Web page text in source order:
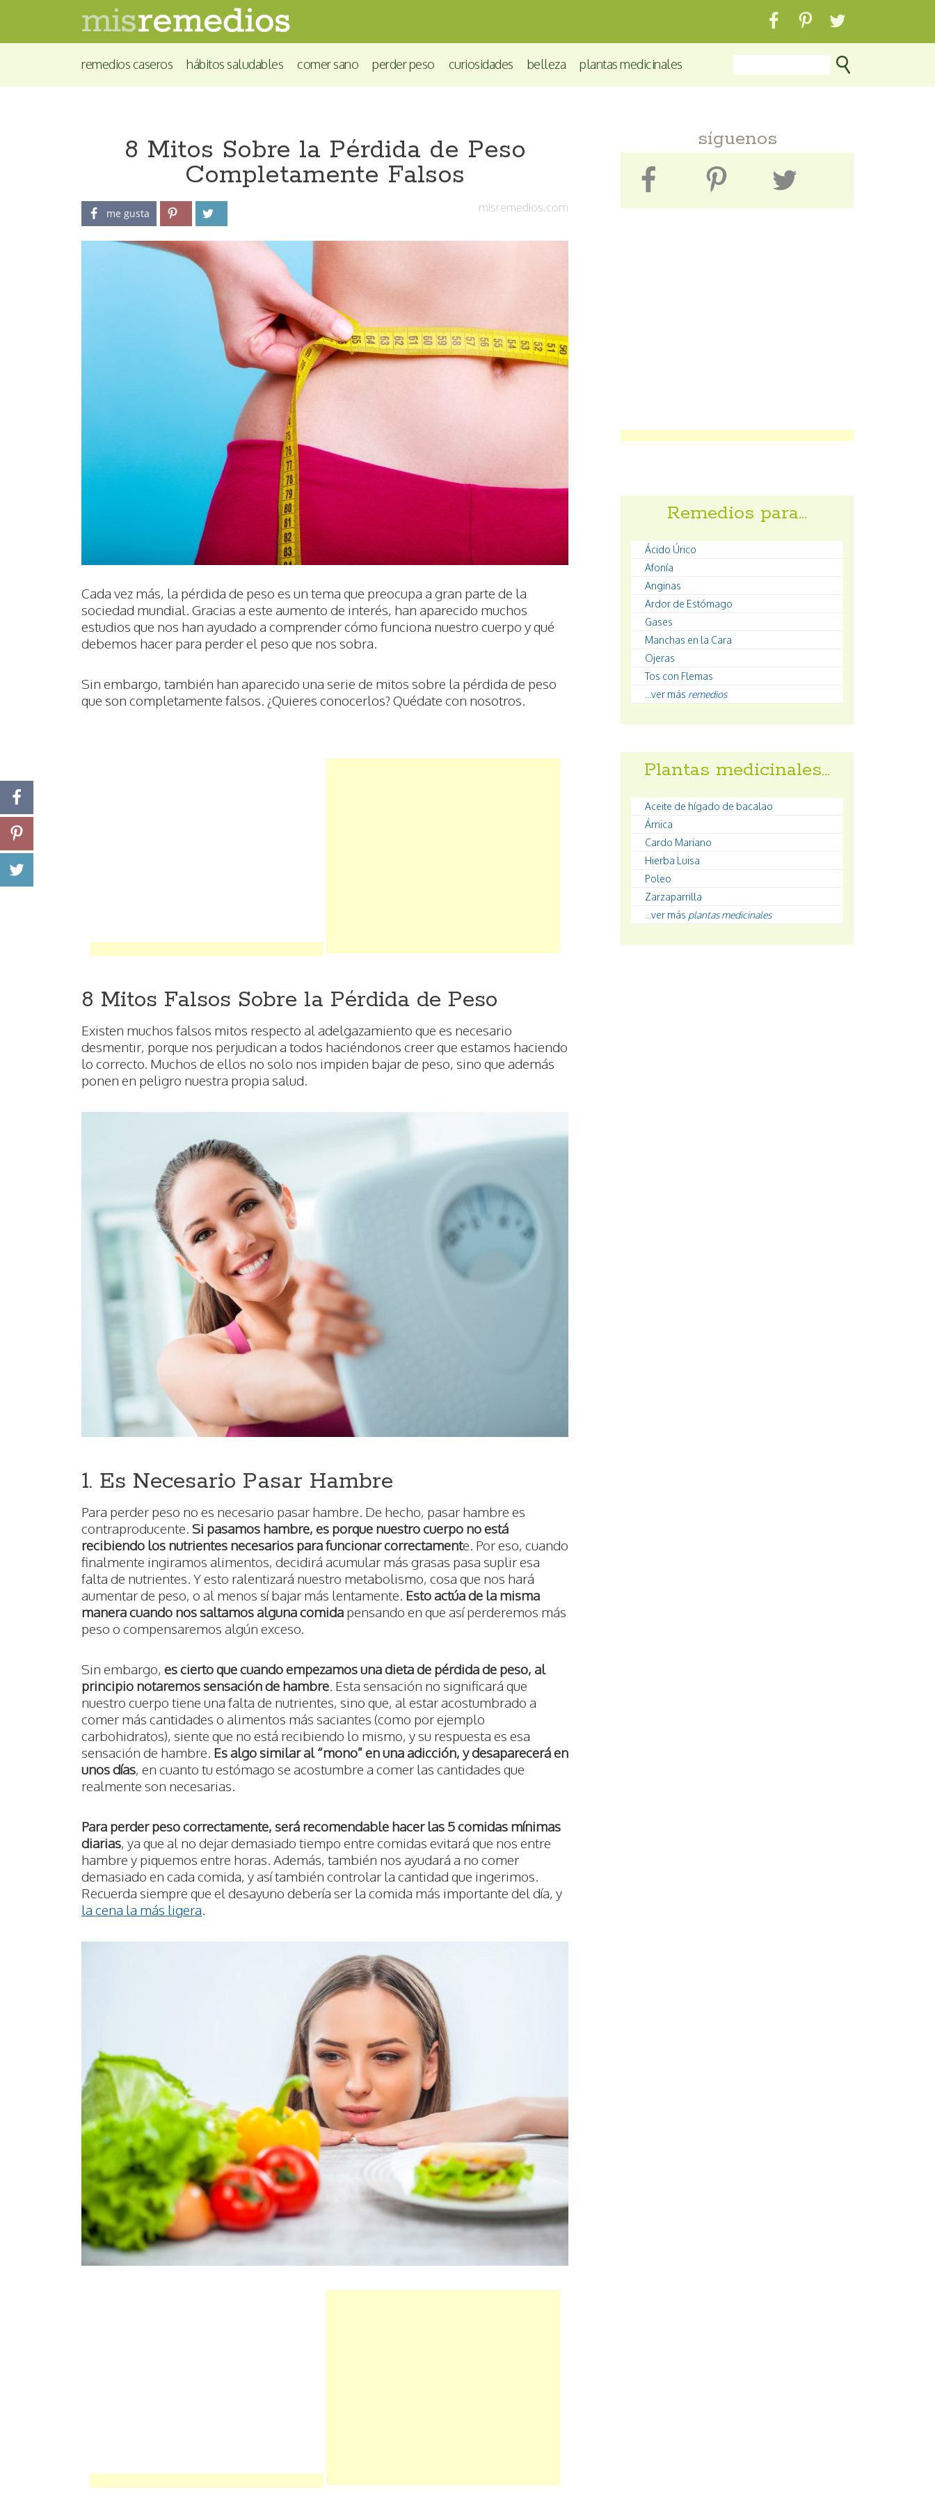
remedios caseros hábitos saludables comer sano perder peso curiosidades belleza plantas medicinales
8 Mitos Sobre la Pérdida de Peso
Completamente Falsos
misremedios.com
me gusta
Cada vez más, la pérdida de peso es un tema que preocupa a gran parte de la
sociedad mundial. Gracias a este aumento de interés, han aparecido muchos
estudios que nos han ayudado a comprender cómo funciona nuestro cuerpo y qué
debemos hacer para perder el peso que nos sobra.
Sin embargo, también han aparecido una serie de mitos sobre la pérdida de peso
que son completamente falsos. ¿Quieres conocerlos? Quédate con nosotros.
8 Mitos Falsos Sobre la Pérdida de Peso
Existen muchos falsos mitos respecto al adelgazamiento que es necesario
desmentir, porque nos perjudican a todos haciéndonos creer que estamos haciendo
lo correcto. Muchos de ellos no solo nos impiden bajar de peso, sino que además
ponen en peligro nuestra propia salud.
1. Es Necesario Pasar Hambre
Para perder peso no es necesario pasar hambre. De hecho, pasar hambre es
contraproducente. Si pasamos hambre, es porque nuestro cuerpo no está
recibiendo los nutrientes necesarios para funcionar correctamente. Por eso, cuando
finalmente ingiramos alimentos, decidirá acumular más grasas pasa suplir esa
falta de nutrientes. Y esto ralentizará nuestro metabolismo, cosa que nos hará
aumentar de peso, o al menos sí bajar más lentamente. Esto actúa de la misma
manera cuando nos saltamos alguna comida pensando en que así perderemos más
peso o compensaremos algún exceso.
Sin embargo, es cierto que cuando empezamos una dieta de pérdida de peso, al
principio notaremos sensación de hambre. Esta sensación no significará que
nuestro cuerpo tiene una falta de nutrientes, sino que, al estar acostumbrado a
comer más cantidades o alimentos más saciantes (como por ejemplo
carbohidratos), siente que no está recibiendo lo mismo, y su respuesta es esa
sensación de hambre. Es algo similar al “mono” en una adicción, y desaparecerá en
unos días, en cuanto tu estómago se acostumbre a comer las cantidades que
realmente son necesarias.
Para perder peso correctamente, será recomendable hacer las 5 comidas mínimas
diarias, ya que al no dejar demasiado tiempo entre comidas evitará que nos entre
hambre y piquemos entre horas. Además, también nos ayudará a no comer
demasiado en cada comida, y así también controlar la cantidad que ingerimos.
Recuerda siempre que el desayuno debería ser la comida más importante del día, y
la cena la más ligera.
síguenos
Remedios para…
Ácido Úrico
Afonía
Anginas
Ardor de Estómago
Gases
Manchas en la Cara
Ojeras
Tos con Flemas
...ver más remedios
Plantas medicinales…
Aceite de hígado de bacalao
Árnica
Cardo Mariano
Hierba Luisa
Poleo
Zarzaparrilla
...ver más plantas medicinales